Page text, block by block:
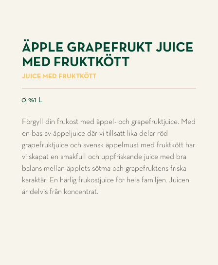
ÄPPLE GRAPEFRUKT JUICE
MED FRUKTKÖTT
JUICE MED FRUKTKÖTT
0 %1 L
Förgyll din frukost med äppel- och grapefruktjuice. Med
en bas av äppeljuice där vi tillsatt lika delar röd
grapefruktjuice och svensk äppelmust med fruktkött har
vi skapat en smakfull och uppfriskande juice med bra
balans mellan äpplets sötma och grapefruktens friska
karaktär. En härlig frukostjuice för hela familjen. Juicen
är delvis från koncentrat.